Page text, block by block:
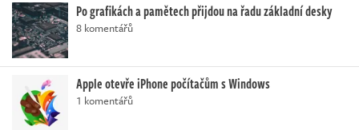
Po grafikách a pamětech přijdou na řadu základní desky
8 komentářů
Apple otevře iPhone počítačům s Windows
1 komentářů